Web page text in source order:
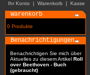
Ihr Konto | Warenkorb | Kasse
Warenkorb
0 Produkte
Benachrichtigungen
Benachrichtigen Sie mich über
Aktuelles zu diesem Artikel Roll
over Beethoven - Buch
(gebraucht)